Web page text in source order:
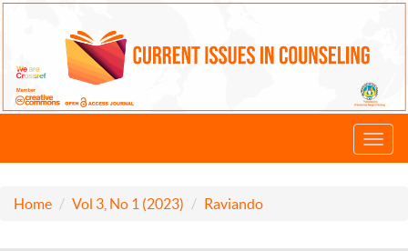
Home Vol 3, No 1 (2023) Raviando